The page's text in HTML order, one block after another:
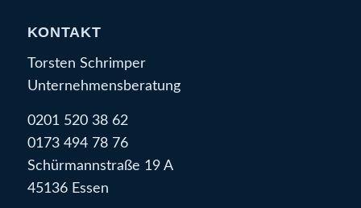
KONTAKT
Torsten Schrimper
Unternehmensberatung
0201 520 38 62
0173 494 78 76
Schürmannstraße 19 A
45136 Essen